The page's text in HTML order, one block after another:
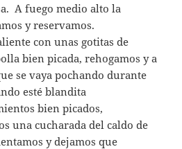
A fuego medio alto la
y reservamos.
con unas gotitas de
bien picada, rehogamos y a
se vaya pochando durante
esté blandita
bien picados,
una cucharada del caldo de
y dejamos que